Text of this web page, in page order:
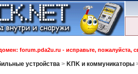
forum.pda2u.ru - исправьте, пожалуйста,
устройства> KПK и коммуникаторы